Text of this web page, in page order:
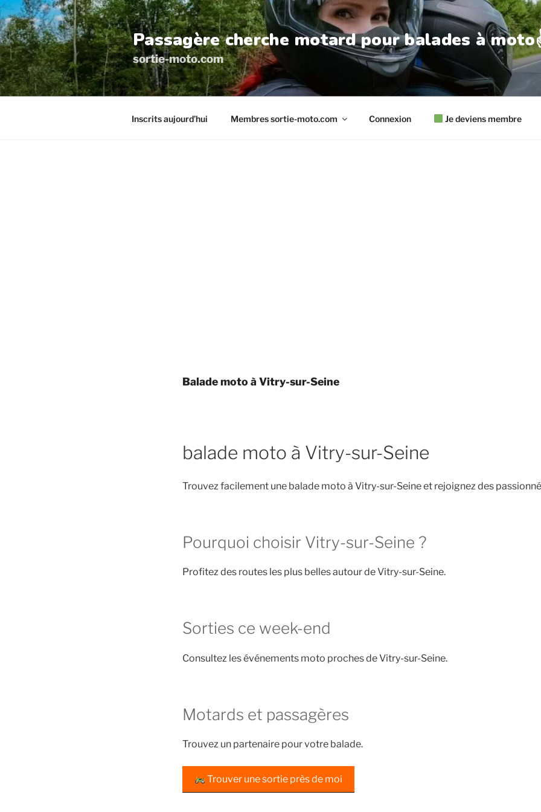
Aller
au
contenu
principal
Passagère cherche motard pour balades à
sortie-moto.com
Inscrits aujourd’hui Membres sortie-moto.com Connexion Je deviens membre
Balade moto à Vitry-sur-Seine
balade moto à Vitry-sur-Seine
Trouvez facilement une balade moto à Vitry-sur-Seine et rejoignez des
Pourquoi choisir Vitry-sur-Seine ?
Profitez des routes les plus belles autour de Vitry-sur-Seine.
Sorties ce week-end
Consultez les événements moto proches de Vitry-sur-Seine.
Motards et passagères
Trouvez un partenaire pour votre balade.
Trouver une sortie près de moi